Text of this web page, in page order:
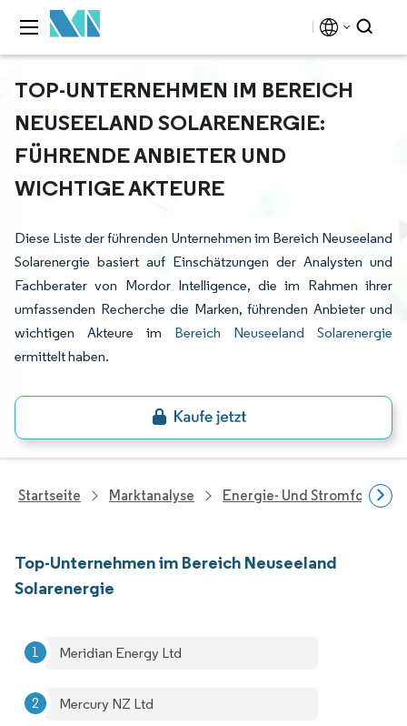
TOP-UNTERNEHMEN IM BEREICH
NEUSEELAND SOLARENERGIE:
FÜHRENDE ANBIETER UND
WICHTIGE AKTEURE
Diese Liste der führenden Unternehmen im Bereich Neuseeland
Solarenergie basiert auf Einschätzungen der Analysten und
Fachberater von Mordor Intelligence, die im Rahmen ihrer
umfassenden Recherche die Marken, führenden Anbieter und
wichtigen Akteure im Bereich Neuseeland Solarenergie
ermittelt haben.
Startseite Marktanalyse Energie- Und
Top-Unternehmen im Bereich Neuseeland
Solarenergie
Meridian Energy Ltd
Mercury NZ Ltd